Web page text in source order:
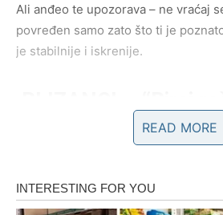
Ali anđeo te upozorava – ne vraćaj
povređen samo zato što ti je
je stabilnije i iskrenije.
Mart je mesec u kojem tvoje reči
anđeo te podseća da ne reaguješ
izgovorena u pogrešnom tonu
READ MORE